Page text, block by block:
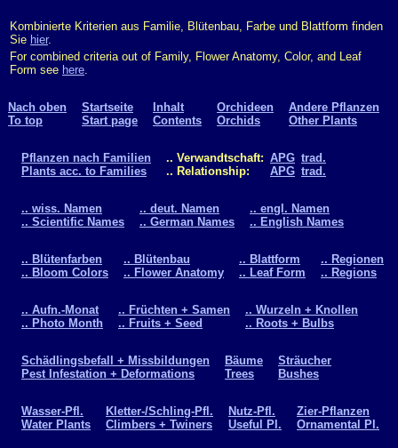
Kombinierte Kriterien aus Familie, Blütenbau, Farbe und Blattform finden
Sie hier.
For combined criteria out of Family, Flower Anatomy, Color, and Leaf
Form see here.
Nach oben
To top
Startseite
Start page
Inhalt
Contents
Orchideen
Orchids
Andere Pflanzen
Other Plants
Pflanzen nach Familien
Plants acc. to Families
.. Verwandtschaft:
.. Relationship:
APG
APG
trad.
trad.
.. wiss. Namen
.. Scientific Names
.. deut. Namen
.. German Names
.. engl. Namen
.. English Names
.. Blütenfarben
.. Bloom Colors
.. Blütenbau
.. Flower Anatomy
.. Blattform
.. Leaf Form
.. Regionen
.. Regions
.. Aufn.-Monat
.. Photo Month
.. Früchten + Samen
.. Fruits + Seed
.. Wurzeln + Knollen
.. Roots + Bulbs
Schädlingsbefall + Missbildungen
Pest Infestation + Deformations
Bäume
Trees
Sträucher
Bushes
Wasser-Pfl.
Water Plants
Kletter-/Schling-Pfl.
Climbers + Twiners
Nutz-Pfl.
Useful Pl.
Zier-Pflanzen
Ornamental Pl.